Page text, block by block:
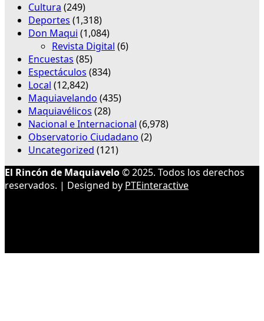
Cultura (249)
Deportes (1,318)
Don Maqui (1,084)
Revista Digital (6)
Encuestas (85)
Espectáculos (834)
Local (12,842)
Maquiavelando (435)
Maquiavélicos (28)
Nacional e Internacional (6,978)
Observatorio Ciudadano (2)
Uncategorized (121)
El Rincón de Maquiavelo© 2025. Todos los derechos
reservados. | Designed by PTEinteractive